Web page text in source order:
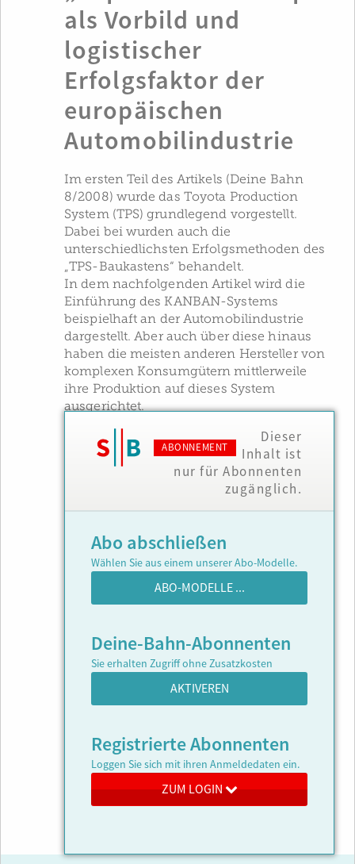
als Vorbild und
logistischer
Erfolgsfaktor der
europäischen
Automobilindustrie
Im ersten Teil des Artikels (Deine Bahn
8/2008) wurde das Toyota Production
System (TPS) grundlegend vor­gestellt.
Dabei bei wurden auch die
unterschiedlichsten Erfolgsmethoden des
„TPS-Baukastens“ behandelt.
In dem nachfolgenden Artikel wird die
Einführung des KANBAN-Systems
beispielhaft an der Automobilindus­trie
dargestellt. Aber auch über diese hinaus
haben die meisten anderen Hersteller von
komplexen Konsum­gütern mittlerweile
ihre Produktion auf dieses System
ausgerichtet.
ABONNEMENT
Dieser
Inhalt ist
nur für Abonnenten
zugänglich.
Abo abschließen
Wählen Sie aus einem unserer Abo-Modelle.
ABO-MODELLE ...
Deine-Bahn-Abonnenten
Sie erhalten Zugriff ohne Zusatzkosten
AKTIVEREN
Registrierte Abonnenten
Loggen Sie sich mit ihren Anmeldedaten ein.
ZUM LOGIN